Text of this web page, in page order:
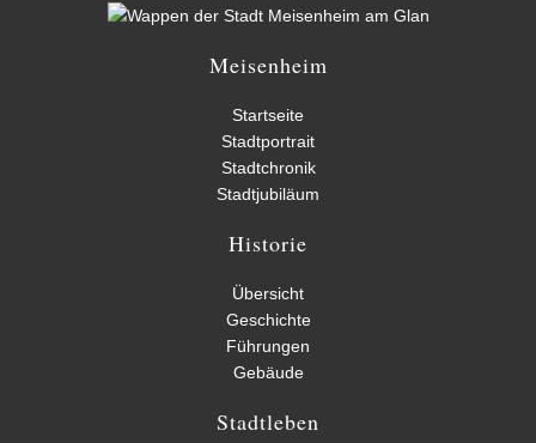
Meisenheim
Startseite
Stadtportrait
Stadtchronik
Stadtjubiläum
Historie
Übersicht
Geschichte
Führungen
Gebäude
Stadtleben